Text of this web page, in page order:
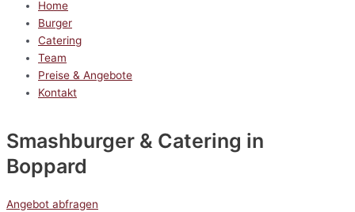
Home
Burger
Catering
Team
Preise & Angebote
Kontakt
Smashburger & Catering in
Boppard
Angebot abfragen